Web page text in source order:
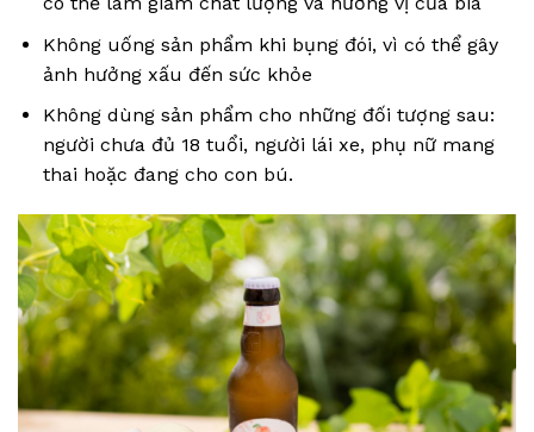
Không uống sản phẩm khi bụng đói, vì có thể gây
ảnh hưởng xấu đến sức khỏe
Không dùng sản phẩm cho những đối tượng sau:
người chưa đủ 18 tuổi, người lái xe, phụ nữ mang
thai hoặc đang cho con bú.